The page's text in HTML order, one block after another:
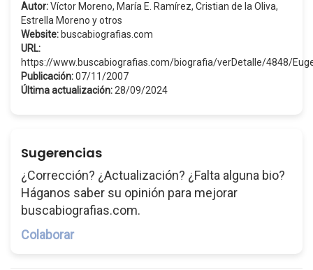
Autor:Víctor Moreno, María E. Ramírez, Cristian de la Oliva,
Estrella Moreno y otros
Website: buscabiografias.com
URL:
https://www.buscabiografias.com/biografia/verDetalle/4848/
Publicación:07/11/2007
Última actualización: 28/09/2024
Sugerencias
¿Corrección? ¿Actualización? ¿Falta alguna bio?
Háganos saber su opinión para mejorar
buscabiografias.com.
Colaborar